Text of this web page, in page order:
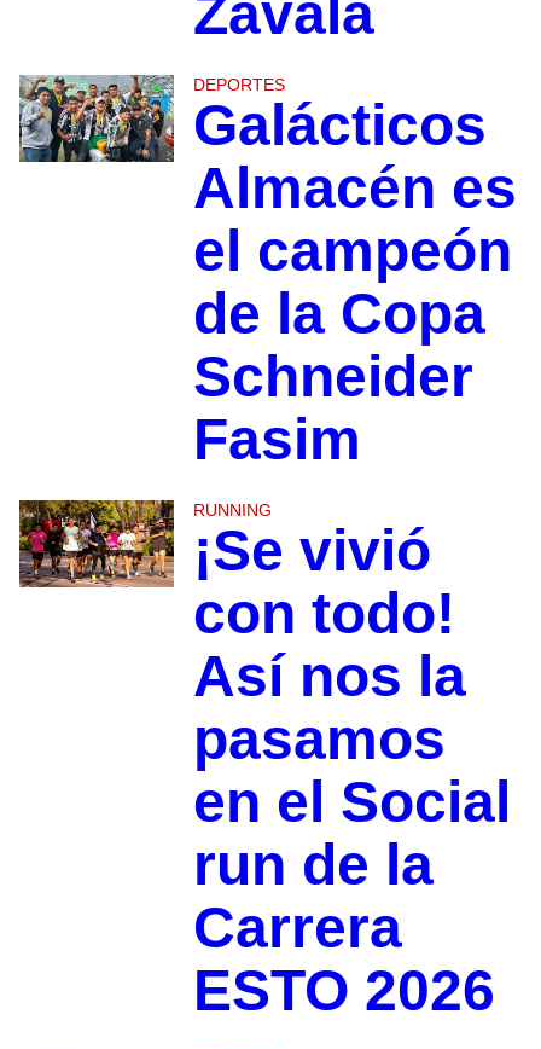
Zavala
DEPORTES
Galácticos
Almacén es
el campeón
de la Copa
Schneider
Fasim
RUNNING
¡Se vivió
con todo!
Así nos la
pasamos
en el Social
run de la
Carrera
ESTO 2026